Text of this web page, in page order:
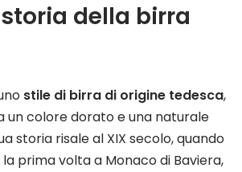
della birra
stile di birra di origine tedesca,
un colore dorato e una naturale
storia risale al XIX secolo, quando
prima volta a Monaco di Baviera,